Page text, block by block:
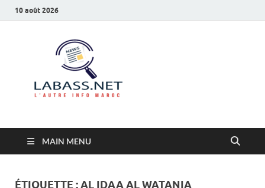
10 août 2026
MAIN MENU
ÉTIQUETTE :AL IDAA AL WATANIA